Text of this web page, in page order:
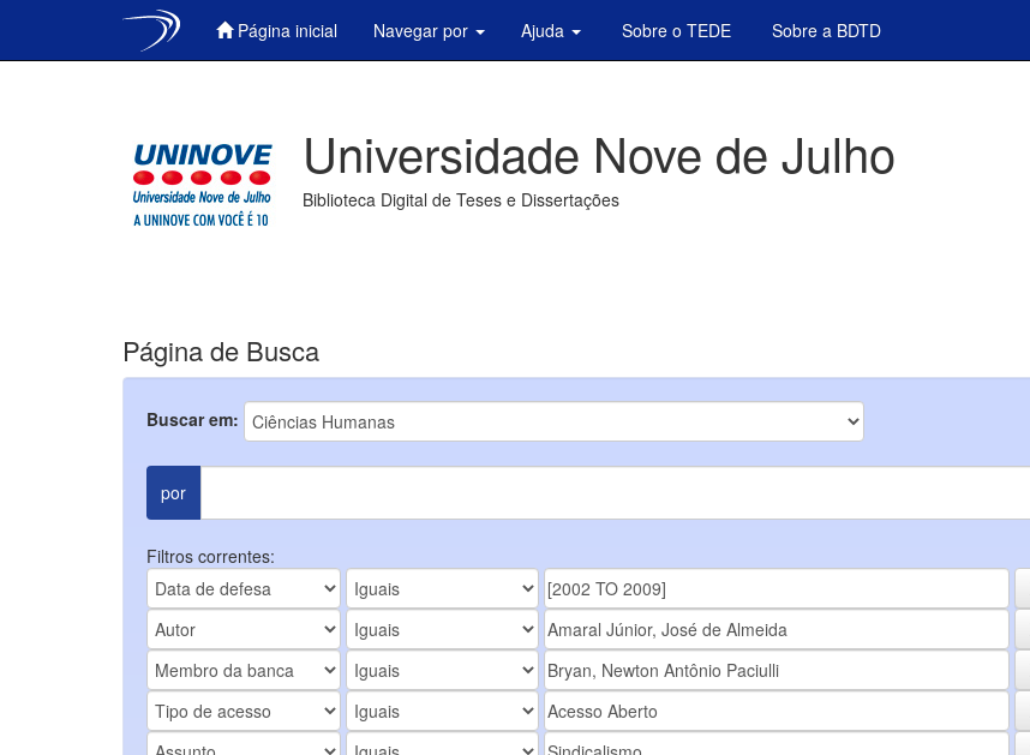
Página inicial Navegar por Ajuda Sobre o TEDE Sobre a BDTD
Universidade Nove de Julho
Biblioteca Digital de Teses e Dissertações
Página de Busca
Buscar em:
por
Filtros correntes: